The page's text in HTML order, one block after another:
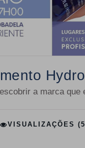
a marca
VISUALIZAÇÕES